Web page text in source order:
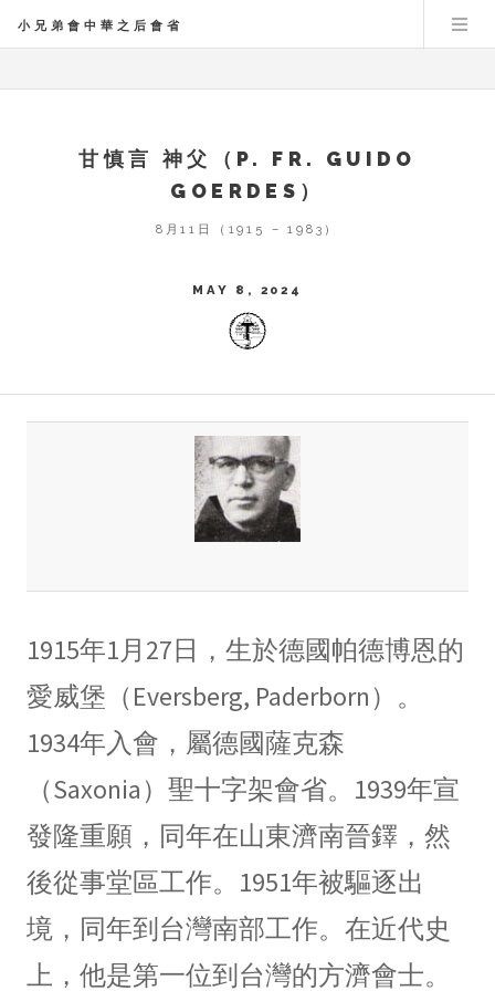
小兄弟會中華之后會省
甘慎言 神父（P. FR. GUIDO
GOERDES）
8月11日（1915 – 1983）
MAY 8, 2024
1915年1月27日，生於德國帕德博恩的
愛威堡（Eversberg, Paderborn）。
1934年入會，屬德國薩克森
（Saxonia）聖十字架會省。1939年宣
發隆重願，同年在山東濟南晉鐸，然
後從事堂區工作。1951年被驅逐出
境，同年到台灣南部工作。在近代史
上，他是第一位到台灣的方濟會士。